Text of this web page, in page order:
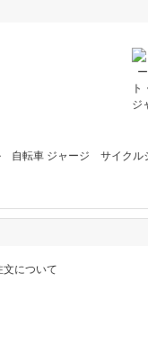
自転車 ジャージ サイクル
について